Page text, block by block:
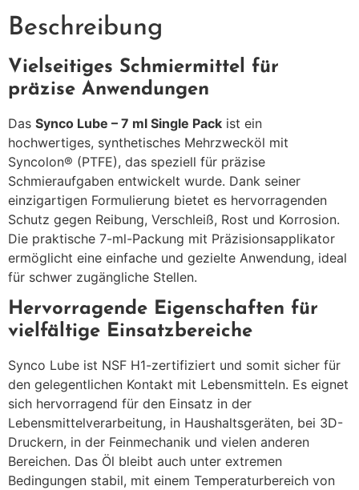
Beschreibung
Vielseitiges Schmiermittel für
präzise Anwendungen
Das Synco Lube – 7 ml Single Pack ist ein
hochwertiges, synthetisches Mehrzwecköl mit
Syncolon® (PTFE), das speziell für präzise
Schmieraufgaben entwickelt wurde. Dank seiner
einzigartigen Formulierung bietet es hervorragenden
Schutz gegen Reibung, Verschleiß, Rost und Korrosion.
Die praktische 7-ml-Packung mit Präzisionsapplikator
ermöglicht eine einfache und gezielte Anwendung, ideal
für schwer zugängliche Stellen.
Hervorragende Eigenschaften für
vielfältige Einsatzbereiche
Synco Lube ist NSF H1-zertifiziert und somit sicher für
den gelegentlichen Kontakt mit Lebensmitteln. Es eignet
sich hervorragend für den Einsatz in der
Lebensmittelverarbeitung, in Haushaltsgeräten, bei 3D-
Druckern, in der Feinmechanik und vielen anderen
Bereichen. Das Öl bleibt auch unter extremen
Bedingungen stabil, mit einem Temperaturbereich von